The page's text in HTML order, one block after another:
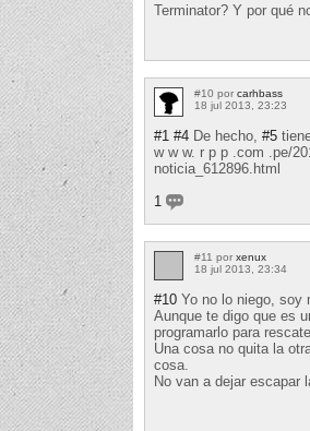
Terminator? Y por qué
#10 por carhbass
18 jul 2013, 23:23
#1 #4 De hecho, #5
w w w. r p p .com .pe/
noticia_612896.html
1
#11 por xenux
18 jul 2013, 23:34
#10 Yo no lo niego, soy
Aunque te digo que es
programarlo para
Una cosa no quita la
cosa.
No van a dejar escapar